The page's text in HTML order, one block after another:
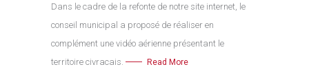
Dans le cadre de la refonte de notre site internet, le
conseil municipal a proposé de réaliser en
complément une vidéo aérienne présentant le
territoire civracais.
Read More